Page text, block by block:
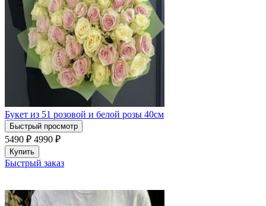
Букет из 51 розовой и белой розы 40см
Быстрый просмотр
5490 ₽ 4990 ₽
Купить
Быстрый заказ